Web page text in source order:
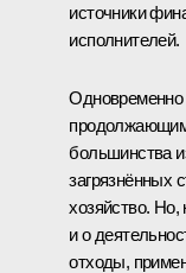
источники
исполнителей.
Одновременно
большинства
загрязнённых
хозяйство. Но,
и о
отходы,